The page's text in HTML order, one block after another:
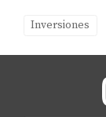
clara del
decisión.
¿Es
Inversiones